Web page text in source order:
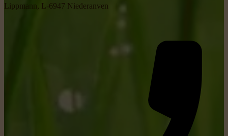
Lippmann, L-6947 Niederanven